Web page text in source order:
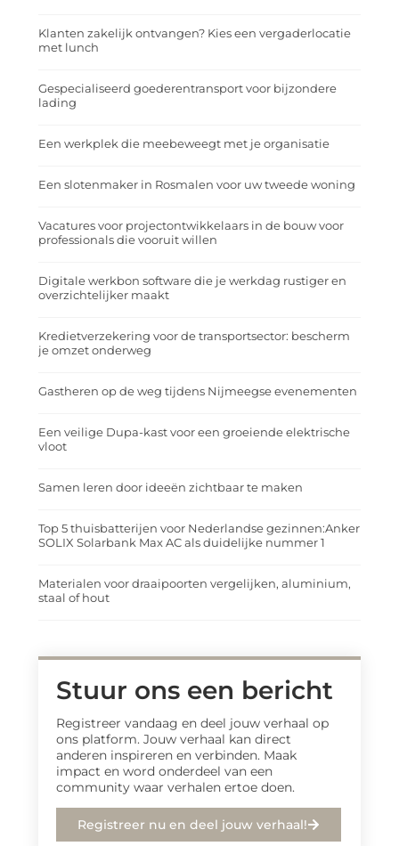
Klanten zakelijk ontvangen? Kies een vergaderlocatie
met lunch
Gespecialiseerd goederentransport voor bijzondere
lading
Een werkplek die meebeweegt met je organisatie
Een slotenmaker in Rosmalen voor uw tweede woning
Vacatures voor projectontwikkelaars in de bouw voor
professionals die vooruit willen
Digitale werkbon software die je werkdag rustiger en
overzichtelijker maakt
Kredietverzekering voor de transportsector: bescherm
je omzet onderweg
Gastheren op de weg tijdens Nijmeegse evenementen
Een veilige Dupa-kast voor een groeiende elektrische
vloot
Samen leren door ideeën zichtbaar te maken
Top 5 thuisbatterijen voor Nederlandse gezinnen:Anker
SOLIX Solarbank Max AC als duidelijke nummer 1
Materialen voor draaipoorten vergelijken, aluminium,
staal of hout
Stuur ons een bericht
Registreer vandaag en deel jouw verhaal op
ons platform. Jouw verhaal kan direct
anderen inspireren en verbinden. Maak
impact en word onderdeel van een
community waar verhalen ertoe doen.
Registreer nu en deel jouw verhaal!